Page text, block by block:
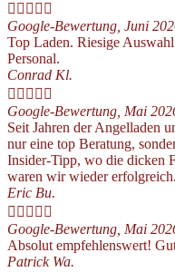
    
Google-Bewertung, Juni
Top Laden. Riesige
Personal.
Conrad Kl.
    
Google-Bewertung, Mai
Seit Jahren der Angelladen
nur eine top Beratung,
Insider-Tipp, wo die dicken
waren wir wieder erfolgreich.
Eric Bu.
    
Google-Bewertung, Mai
Absolut empfehlenswert!
Patrick Wa.